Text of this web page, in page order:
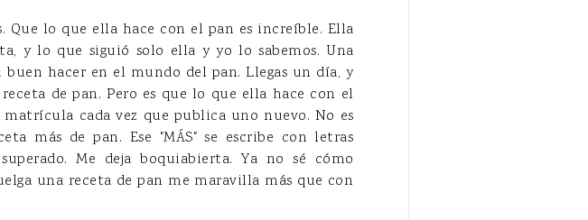
Que lo que ella hace con el pan es increíble. Ella
y lo que siguió solo ella y yo lo sabemos. Una
hacer en el mundo del pan. Llegas un día, y
de pan. Pero es que lo que ella hace con el
cada vez que publica uno nuevo. No es
más de pan. Ese "MÁS" se escribe con letras
Me deja boquiabierta. Ya no sé cómo
una receta de pan me maravilla más que con